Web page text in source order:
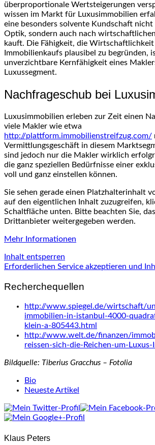
überproportionale Wertsteigerungen
wissen im Markt für Luxusimmobilien
eine besonders solvente Kundschaft
Optik, sondern auch nach
kauft. Die Fähigkeit, die Wirtschaftlichkeit
Immobilienkaufs plausibel zu begründen,
unverzichtbare Kernfähigkeit eines
Luxussegment.
Nachfrageschub bei
Luxusimmobilien erleben zur Zeit einen
viele Makler wie etwa
http://plattform.immobilienstreifzug.com/
Vermittlungsgeschäft in diesem
sind jedoch nur die Makler wirklich
die ganz speziellen Bedürfnisse einer
voll und ganz einstellen können.
Sie sehen gerade einen Platzhalterinhalt
auf den eigentlichen Inhalt zuzugreifen,
Schaltfläche unten. Bitte beachten Sie,
Drittanbieter weitergegeben werden.
Mehr Informationen
Inhalt entsperren
Erforderlichen Service akzeptieren und
Recherchequellen
http://www.spiegel.de/wirtschaft/
immobilien-in-istanbul-4000-
klein-a-805443.html
http://www.welt.de/finanzen/
reissen-sich-die-Reichen-um-Luxus-
Bildquelle: Tiberius Gracchus – Fotolia
following
tabs
change
below.
Bio
Neueste Artikel
Klaus Peters